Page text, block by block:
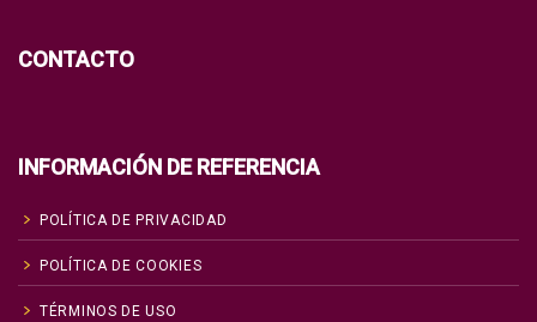
CONTACTO
INFORMACIÓN DE REFERENCIA
POLÍTICA DE PRIVACIDAD
POLÍTICA DE COOKIES
TÉRMINOS DE USO